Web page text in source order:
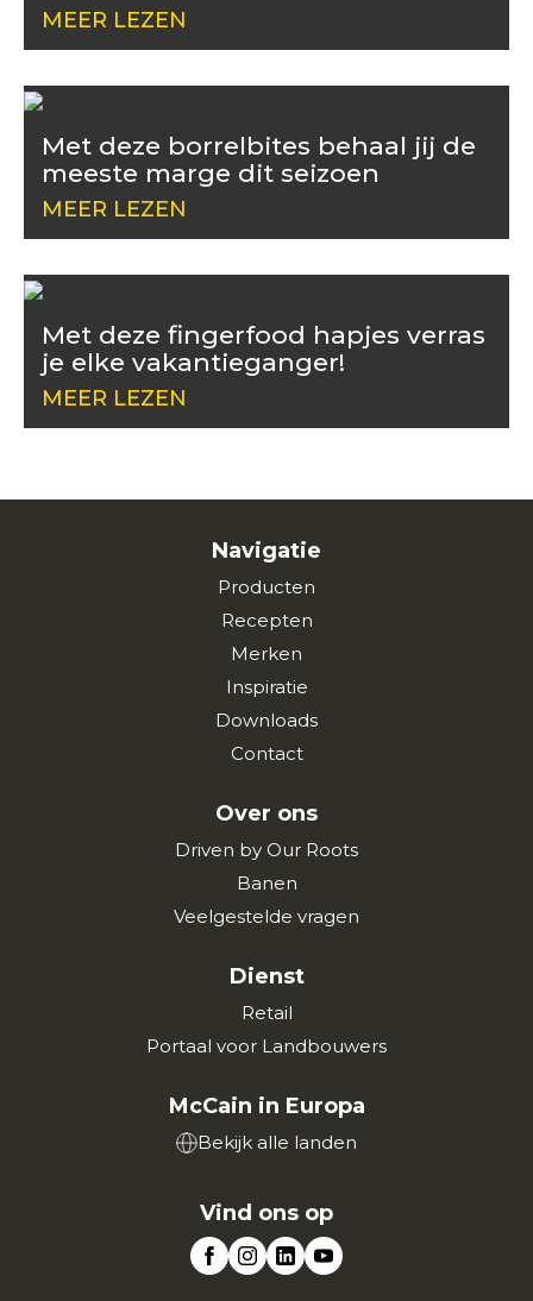
MEER LEZEN
Met deze borrelbites behaal jij de
meeste marge dit seizoen
MEER LEZEN
Met deze fingerfood hapjes verras
je elke vakantieganger!
MEER LEZEN
Navigatie
Producten
Recepten
Merken
Inspiratie
Downloads
Contact
Over ons
Driven by Our Roots
Banen
Veelgestelde vragen
Dienst
Retail
Portaal voor Landbouwers
McCain in Europa
Bekijk alle landen
Vind ons op